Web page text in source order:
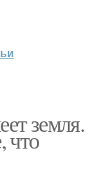
земля.
что